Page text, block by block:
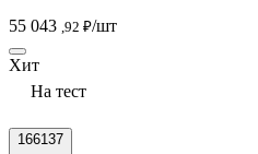
55 043 ,92 ₽/шт
Хит
На тест
166137